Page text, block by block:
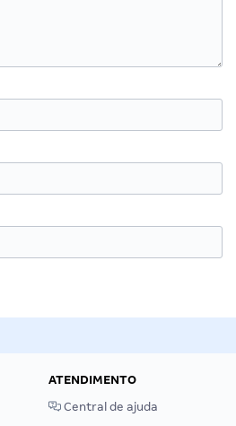
ATENDIMENTO
Central de ajuda